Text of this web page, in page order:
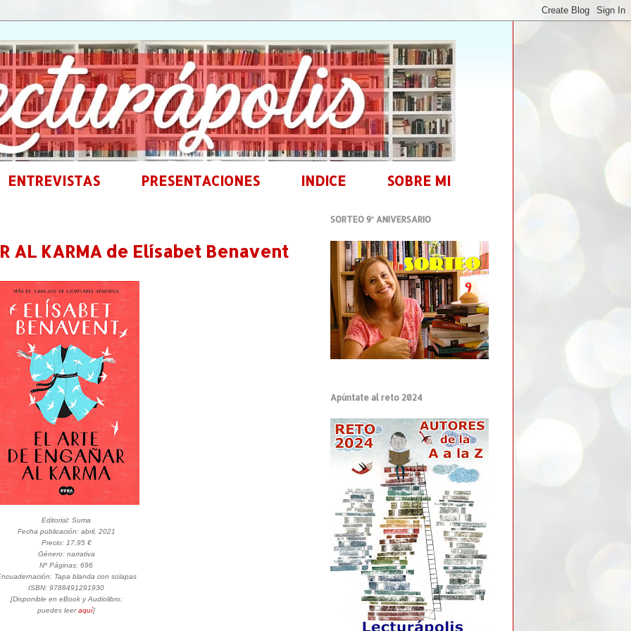
ENTREVISTAS PRESENTACIONES INDICE SOBRE MI
AL KARMA de Elísabet Benavent
Editorial: Suma
Fecha publicación: abril, 2021
Precio: 17,95 €
Género: narrativa
Nº Páginas: 696
Tapa blanda con solapas
ISBN: 9788491291930
[Disponible en eBook y Audiolibro;
puedes leeraquí]
SORTEO 9º ANIVERSARIO
Apúntate al reto 2024